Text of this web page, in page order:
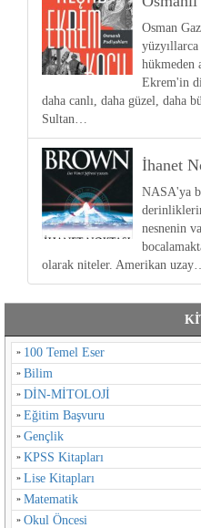
Osman
hükmeden
Ekrem'in
daha canlı, daha güzel, daha
Sultan…
İhanet
NASA'ya
nesnenin
olarak niteler. Amerikan uzay…
100 Temel Eser
Bilim
DİN-MİTOLOJİ
Eğitim Başvuru
Gençlik
KPSS Kitapları
Lise Kitapları
Matematik
Okul Öncesi